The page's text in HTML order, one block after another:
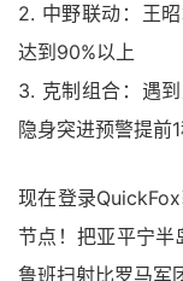
2. 中野联动：王
达到90%以上
3. 克制组合：遇
隐身突进预警提前
现在登录
节点！把亚平宁
鲁班扫射比罗马军